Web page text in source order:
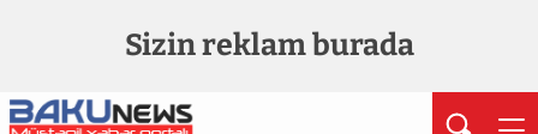
Sizin reklam burada